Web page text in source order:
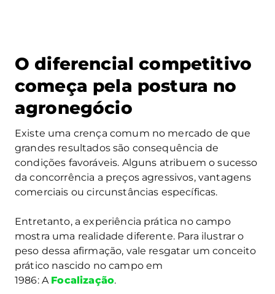
O diferencial competitivo
começa pela postura no
agronegócio
Existe uma crença comum no mercado de que
grandes resultados são consequência de
condições favoráveis. Alguns atribuem o sucesso
da concorrência a preços agressivos, vantagens
comerciais ou circunstâncias específicas.
Entretanto, a experiência prática no campo
mostra uma realidade diferente. Para ilustrar o
peso dessa afirmação, vale resgatar um conceito
prático nascido no campo em
1986: A Focalização.